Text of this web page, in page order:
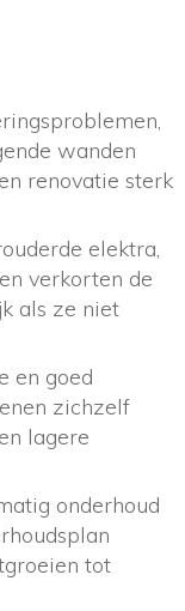
wanden
renovatie sterk
elektra,
verkorten de
als ze niet
en goed
zichzelf
lagere
onderhoud
tot